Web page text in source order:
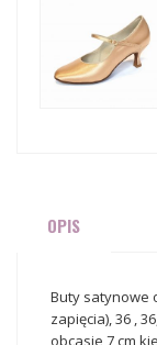
OPIS
Buty satynowe
zapięcia), 36 ,
obcasie 7 cm